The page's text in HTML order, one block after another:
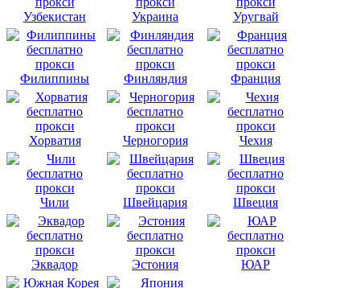
Узбекистан Украина Уругвай
Филиппины Финляндия Франция
Хорватия Черногория Чехия
Чили Швейцария Швеция
Эквадор Эстония ЮАР